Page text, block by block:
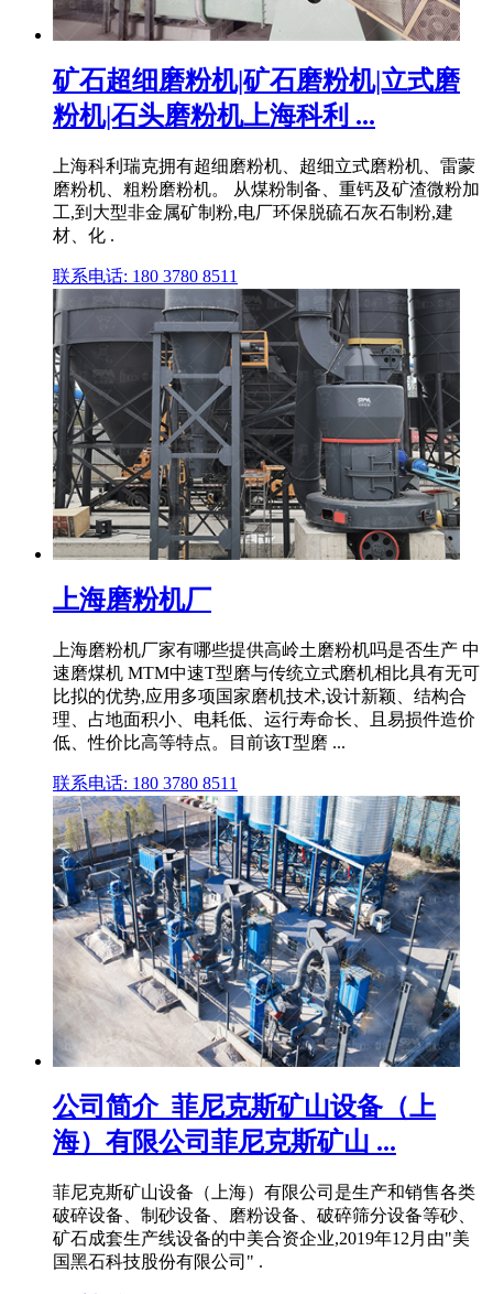
矿石超细磨粉机|矿石磨粉机|立式磨
粉机|石头磨粉机上海科利 ...
上海科利瑞克拥有超细磨粉机、超细立式磨粉机、雷蒙
磨粉机、粗粉磨粉机。 从煤粉制备、重钙及矿渣微粉加
工,到大型非金属矿制粉,电厂环保脱硫石灰石制粉,建
材、化 .
联系电话: 180 3780 8511
上海磨粉机厂
上海磨粉机厂家有哪些提供高岭土磨粉机吗是否生产 中
速磨煤机 MTM中速T型磨与传统立式磨机相比具有无可
比拟的优势,应用多项国家磨机技术,设计新颖、结构合
理、占地面积小、电耗低、运行寿命长、且易损件造价
低、性价比高等特点。目前该T型磨 ...
联系电话: 180 3780 8511
公司简介_菲尼克斯矿山设备（上
海）有限公司菲尼克斯矿山 ...
菲尼克斯矿山设备（上海）有限公司是生产和销售各类
破碎设备、制砂设备、磨粉设备、破碎筛分设备等砂、
矿石成套生产线设备的中美合资企业,2019年12月由"美
国黑石科技股份有限公司" .